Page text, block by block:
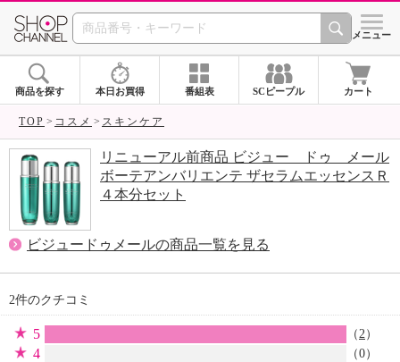
SHOP CHANNEL シメニュー
商品を探す 本日お買得 番組表 SCピープル カート
TOP コスメ スキンケア
リニューアル前商品 ビジュー ドゥ メール
ボーテアンバリエンテ ザセラムエッセンスＲ
４本分セット
ビジュードゥメールの商品一覧を見る
2件のクチコミ
5 （2）
4 （0）